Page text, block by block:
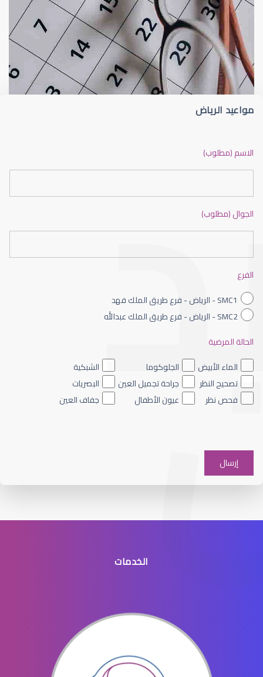
الجدول الزمني لزيارات طبيب عيون عيون الاطفال
عيون الاطفال الملونه
عيون الاطفال الخدج
عيون الاطفال المنتفخه
مواعيد الرياض
الاسم (مطلوب)
الجوال (مطلوب)
الفرع
SMC1 - الرياض - فرع طريق الملك فهد
SMC2 - الرياض - فرع طريق الملك عبدالله
الحالة المرضية
الماء الأبيض
الجلوكوما
الشبكية
تصحيح النظر
جراحة تجميل العين
البصريات
فحص نظر
عيون الأطفال جفاف العين
الخدمات